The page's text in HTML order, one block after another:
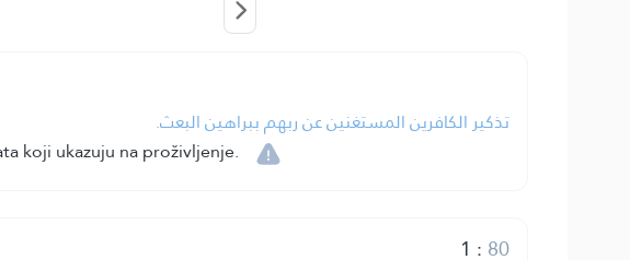
تذكير الكافرين المستغنين عن ربهم ببراهين البعث.
koji ukazuju na proživljenje.
1 : 80